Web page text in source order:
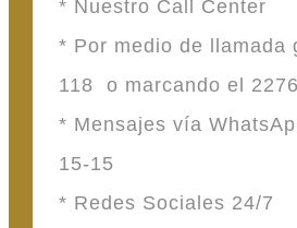
* Nuestro Call Center
* Por medio de llamada
118 o marcando el
* Mensajes vía
15-15
* Redes Sociales 24/7